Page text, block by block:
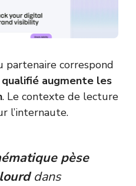
partenaire correspond
augmente les
. Le contexte de lecture
l’internaute.
pèse
dans